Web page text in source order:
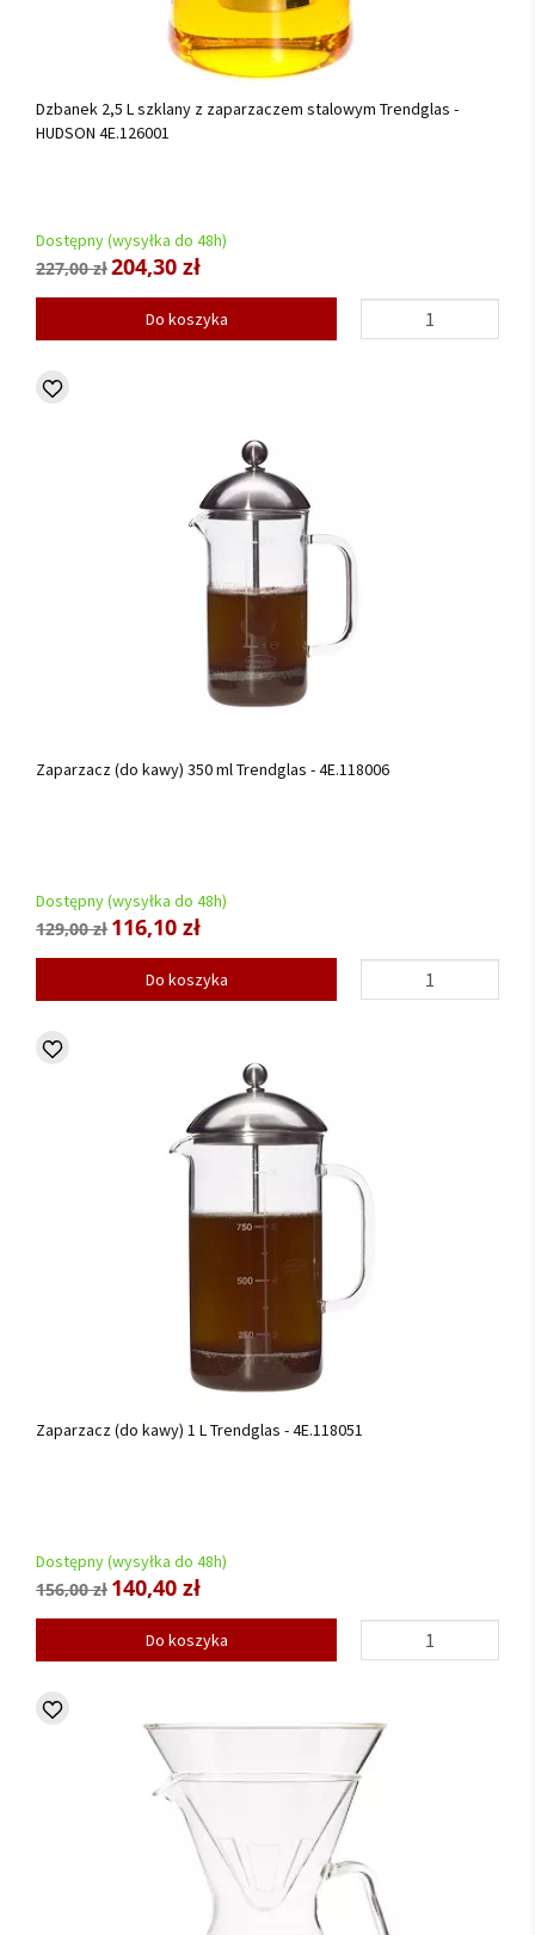
Dzbanek 2,5 L szklany z zaparzaczem stalowym Trendglas -
HUDSON 4E.126001
Dostępny (wysyłka do 48h)
227,00 zł204,30 zł
Do koszyka
Zaparzacz (do kawy) 350 ml Trendglas - 4E.118006
Dostępny (wysyłka do 48h)
129,00 zł 116,10 zł
Do koszyka
Zaparzacz (do kawy) 1 L Trendglas - 4E.118051
Dostępny (wysyłka do 48h)
156,00 zł 140,40 zł
Do koszyka